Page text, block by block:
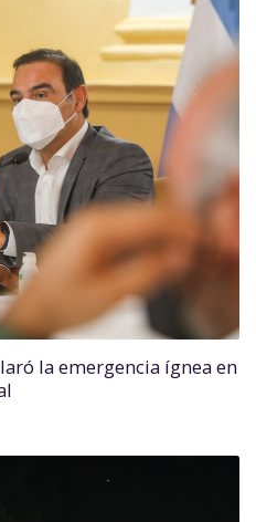
la emergencia ígnea en